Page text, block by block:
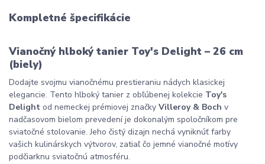
Kompletné špecifikácie
Vianočný hlboký tanier Toy's Delight – 26 cm
(biely)
Dodajte svojmu vianočnému prestieraniu nádych klasickej
elegancie. Tento hlboký tanier z obľúbenej kolekcie Toy's
Delight od nemeckej prémiovej značky Villeroy & Boch v
nadčasovom bielom prevedení je dokonalým spoločníkom pre
sviatočné stolovanie. Jeho čistý dizajn nechá vyniknúť farby
vašich kulinárskych výtvorov, zatiaľ čo jemné vianočné motívy
podčiarknu sviatočnú atmosféru.